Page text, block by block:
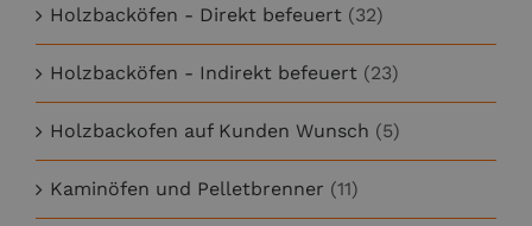
Holzbacköfen - Direkt befeuert (32)
Holzbacköfen - Indirekt befeuert (23)
Holzbackofen auf Kunden Wunsch (5)
Kaminöfen und Pelletbrenner (11)